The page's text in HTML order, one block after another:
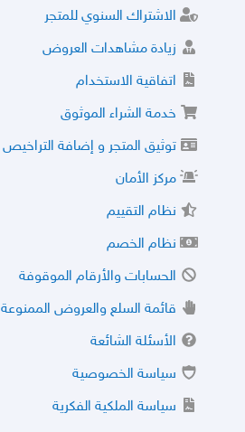
الاشتراك السنوي للمتجر
زيادة مشاهدات العروض
اتفاقية الاستخدام
خدمة الشراء الموثوق
توثيق المتجر و إضافة التراخيص
مركز الأمان
نظام التقييم
نظام الخصم
الحسابات والأرقام الموقوفة
قائمة السلع والعروض الممنوعة
الأسئلة الشائعة
سياسة الخصوصية
سياسة الملكية الفكرية